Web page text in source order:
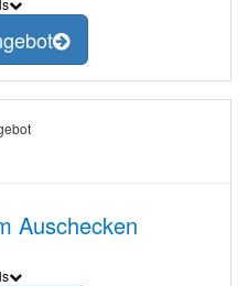
Auschecken